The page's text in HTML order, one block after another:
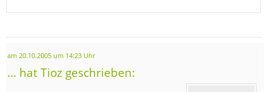
am 20.10.2005 um 14:23 Uhr
... hat Tioz geschrieben: